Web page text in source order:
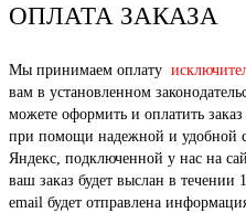
ОПЛАТА ЗАКАЗА
Мы принимаем оплату
вам в установленном
можете оформить и оплатить
при помощи надежной и удобной
Яндекс, подключенной у нас на
ваш заказ будет выслан в
email будет отправлена